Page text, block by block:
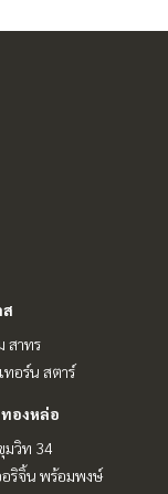
สาทร
ทอร์น สตาร์
องหล่อ
มวิท 34
ริจิ้น พร้อมพงษ์